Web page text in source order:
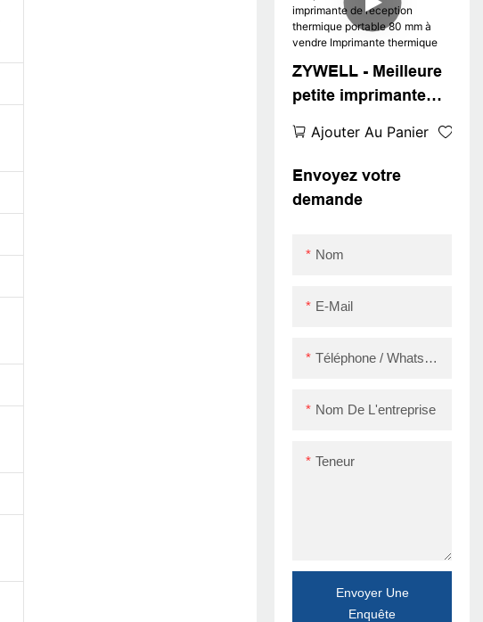
certifiée 1800mAh
ZYWELL - Meilleure
petite imprimante
d'impression rapide
Bonne imprimante
de réception
Imprimante
Ajouter Au Panier
Envoyez votre
demande
Nom
E-Mail
Téléphone / WhatsApp / Skype
Nom De L'entreprise
Teneur
Envoyer Une
Enquête